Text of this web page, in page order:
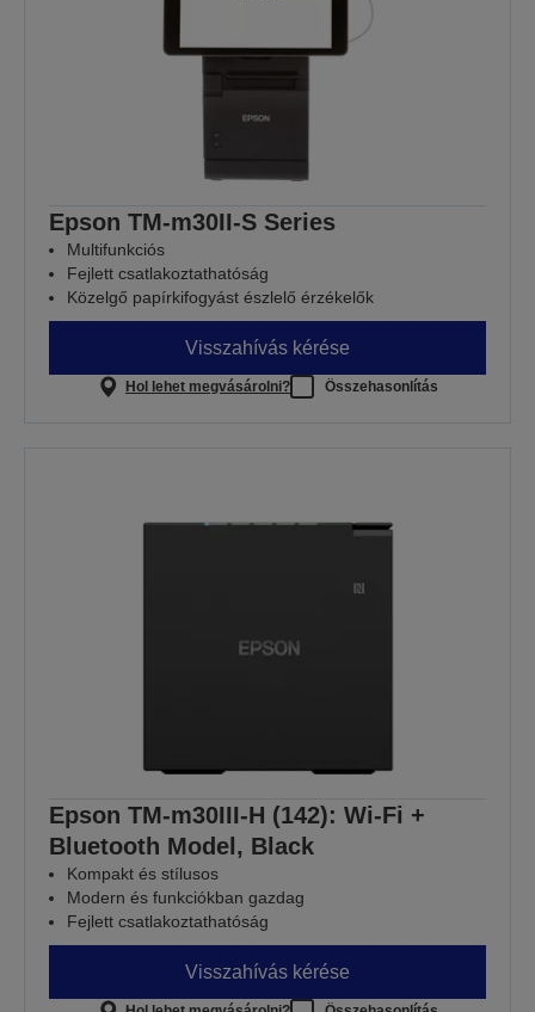
Epson TM-m30II-S Series
Multifunkciós
Fejlett csatlakoztathatóság
Közelgő papírkifogyást észlelő érzékelők
Visszahívás kérése
Hol lehet megvásárolni? Összehasonlítás
Epson TM-m30III-H (142): Wi-Fi +
Bluetooth Model, Black
Kompakt és stílusos
Modern és funkciókban gazdag
Fejlett csatlakoztathatóság
Visszahívás kérése